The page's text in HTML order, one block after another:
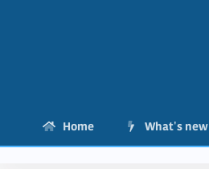
Home What's new